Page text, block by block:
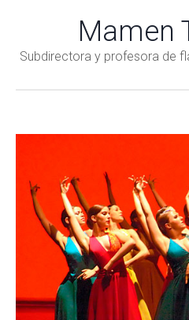
Mamen
Subdirectora y profesora de